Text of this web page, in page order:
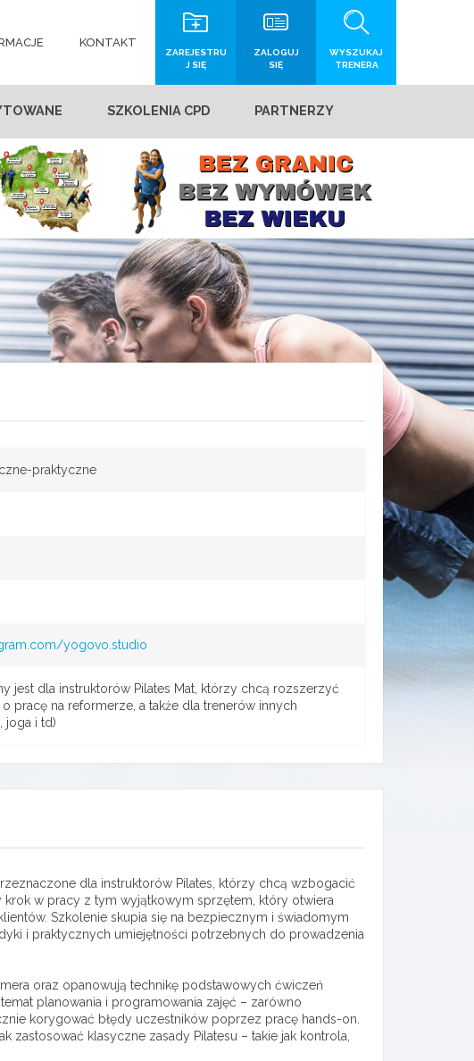
KONTAKT
WYSZUKAJ
TRENERA
ZALOGUJ
SIĘ
ZAREJESTRU
J SIĘ
SZKOLENIA CPD PARTNERZY
praktyczne
yogovo.studio
jest dla instruktorów Pilates Mat, którzy chcą rozszerzyć
pracę na reformerze, a także dla trenerów innych
joga i td)
dla instruktorów Pilates, którzy chcą wzbogacić
w pracy z tym wyjątkowym sprzętem, który otwiera
Szkolenie skupia się na bezpiecznym i świadomym
i praktycznych umiejętności potrzebnych do prowadzenia
oraz opanowują technikę podstawowych ćwiczeń
planowania i programowania zajęć – zarówno
korygować błędy uczestników poprzez pracę hands-on.
klasyczne zasady Pilatesu – takie jak kontrola,